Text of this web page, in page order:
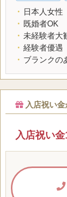
・
日本人女性
・ 既婚者OK
・ 未経験者大
・ 経験者優遇
・ ブランクの
入店祝い
入店祝い